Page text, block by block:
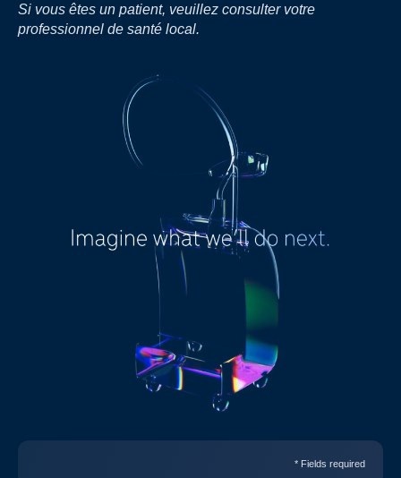
Si vous êtes un patient, veuillez consulter votre
professionnel de santé local.
* Fields required